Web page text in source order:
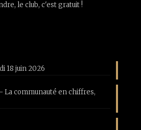
le club, c'est gratuit !
18 juin 2026
La communauté en chiffres,